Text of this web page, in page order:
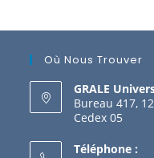
Où Nous Trouver
GRALE
Bureau 417,
Cedex 05
Téléphone :